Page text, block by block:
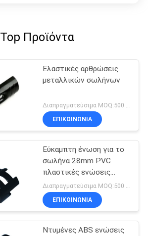
Top Προϊόντα
Ελαστικές αρθρώσεις
μεταλλικών σωλήνων
ΕΠΙΚΟΙΝΩΝΊΑ
Εύκαμπτη ένωση για το
σωλήνα 28mm PVC
πλαστικές ενώσεις
σωλήνων μετάλλων που
συνδέουν τον αδύνατο
σωλήνα
ΕΠΙΚΟΙΝΩΝΊΑ
Ντυμένες ABS ενώσεις